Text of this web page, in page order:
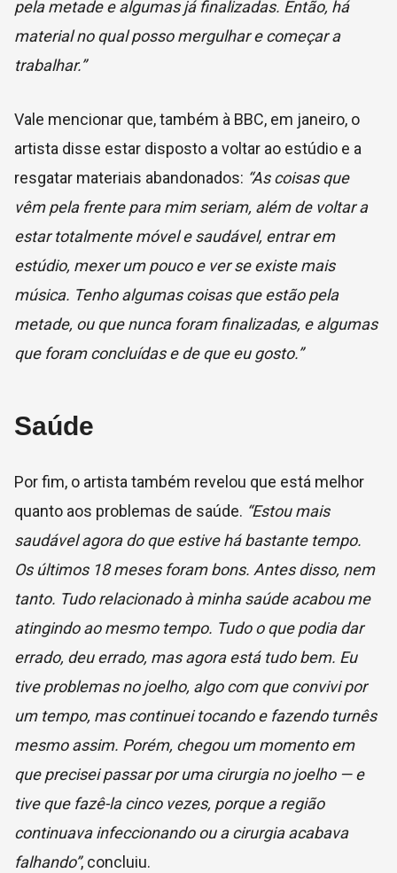
pela metade e algumas já finalizadas. Então, há
material no qual posso mergulhar e começar a
trabalhar.”
Vale mencionar que, também à BBC, em janeiro, o
artista disse estar disposto a voltar ao estúdio e a
resgatar materiais abandonados: “As coisas que
vêm pela frente para mim seriam, além de voltar a
estar totalmente móvel e saudável, entrar em
estúdio, mexer um pouco e ver se existe mais
música. Tenho algumas coisas que estão pela
metade, ou que nunca foram finalizadas, e algumas
que foram concluídas e de que eu gosto.”
Saúde
Por fim, o artista também revelou que está melhor
quanto aos problemas de saúde. “Estou mais
saudável agora do que estive há bastante tempo.
Os últimos 18 meses foram bons. Antes disso, nem
tanto. Tudo relacionado à minha saúde acabou me
atingindo ao mesmo tempo. Tudo o que podia dar
errado, deu errado, mas agora está tudo bem. Eu
tive problemas no joelho, algo com que convivi por
um tempo, mas continuei tocando e fazendo turnês
mesmo assim. Porém, chegou um momento em
que precisei passar por uma cirurgia no joelho — e
tive que fazê-la cinco vezes, porque a região
continuava infeccionando ou a cirurgia acabava
falhando”, concluiu.